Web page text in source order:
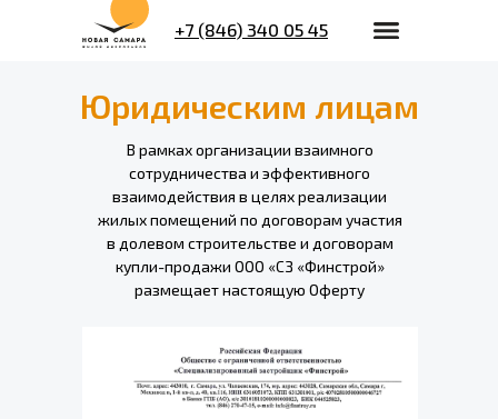
+7 (846) 340 05 45
Юридическим лицам
В рамках организации взаимного
сотрудничества и эффективного
взаимодействия в целях реализации
жилых помещений по договорам участия
в долевом строительстве и договорам
купли-продажи ООО «СЗ «Финстрой»
размещает настоящую Оферту